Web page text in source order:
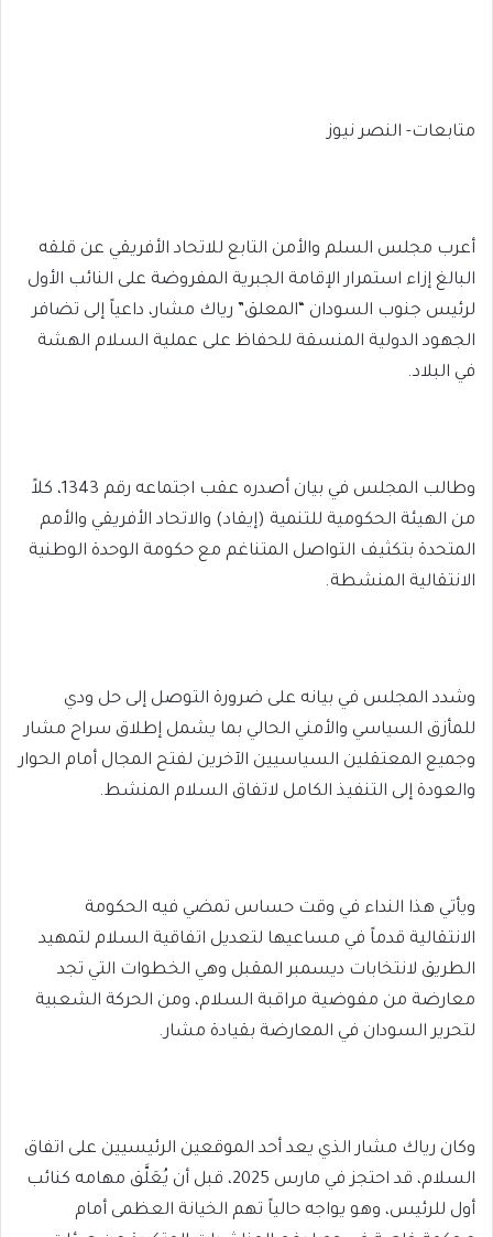
متابعات- النصر نيوز
أعرب مجلس السلم والأمن التابع للاتحاد الأفريقي عن قلقه
البالغ إزاء استمرار الإقامة الجبرية المفروضة على النائب الأول
لرئيس جنوب السودان “المعلق” رياك مشار، داعياً إلى تضافر
الجهود الدولية المنسقة للحفاظ على عملية السلام الهشة
في البلاد.
وطالب المجلس في بيان أصدره عقب اجتماعه رقم 1343، كلاً
من الهيئة الحكومية للتنمية (إيقاد) والاتحاد الأفريقي والأمم
المتحدة بتكثيف التواصل المتناغم مع حكومة الوحدة الوطنية
الانتقالية المنشطة.
وشدد المجلس في بيانه على ضرورة التوصل إلى حل ودي
للمأزق السياسي والأمني الحالي بما يشمل إطلاق سراح مشار
وجميع المعتقلين السياسيين الآخرين لفتح المجال أمام الحوار
والعودة إلى التنفيذ الكامل لاتفاق السلام المنشط.
ويأتي هذا النداء في وقت حساس تمضي فيه الحكومة
الانتقالية قدماً في مساعيها لتعديل اتفاقية السلام لتمهيد
الطريق لانتخابات ديسمبر المقبل وهي الخطوات التي تجد
معارضة من مفوضية مراقبة السلام، ومن الحركة الشعبية
لتحرير السودان في المعارضة بقيادة مشار.
وكان رياك مشار الذي يعد أحد الموقعين الرئيسيين على اتفاق
السلام، قد احتجز في مارس 2025، قبل أن يُعَلَّق مهامه كنائب
أول للرئيس، وهو يواجه حالياً تهم الخيانة العظمى أمام